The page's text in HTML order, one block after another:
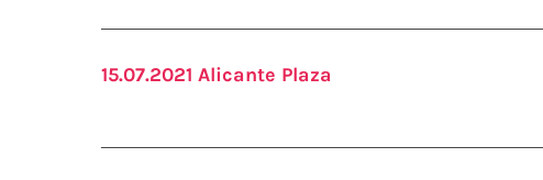
15.07.2021 Alicante Plaza